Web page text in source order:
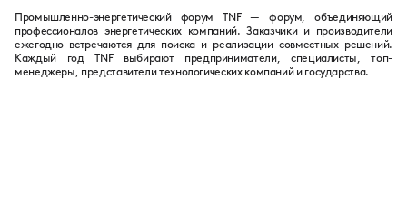
Промышленно-энергетический форум TNF — форум, объединяющий
профессионалов энергетических компаний. Заказчики и производители
ежегодно встречаются для поиска и реализации совместных решений.
Каждый год TNF выбирают предприниматели, специалисты, топ-
менеджеры, представители технологических компаний и государства.